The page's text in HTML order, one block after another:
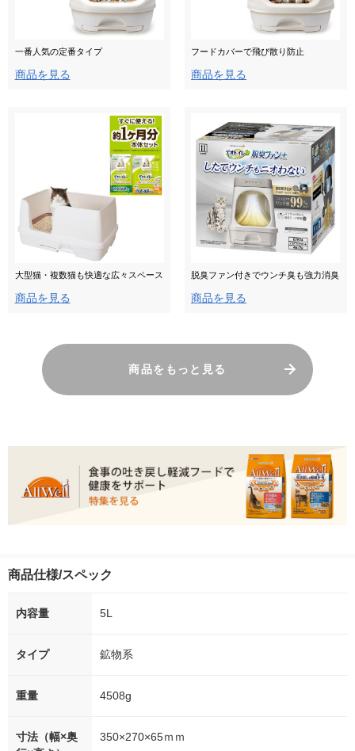
一番人気の定番タイプ
商品を見る
フードカバーで飛び散り防止
商品を見る
大型猫・複数猫も快適な広々スペース
商品を見る
脱臭ファン付きでウンチ臭も強力消臭
商品を見る
商品をもっと見る
商品仕様/スペック
内容量 5L
タイプ 鉱物系
重量 4508g
寸法（幅×奥
350×270×65ｍｍ